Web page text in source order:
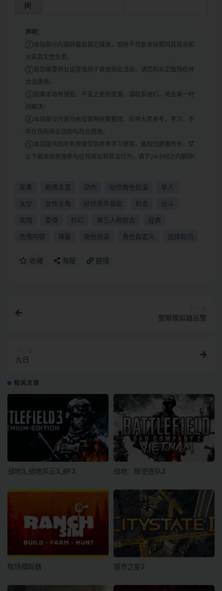
间
声明：
①本站部分内容转载自其它媒体，但并不代表本站赞同其观点和
对其真实性负责。
②若您需要商业运营或用于其他商业活动，请您购买正版授权并
合法使用。
③如果本站有侵犯、不妥之处的资源，请联系我们。将会第一时
间解决！
④本站部分内容均由互联网收集整理，仅供大家参考、学习，不
存在任何商业目的与商业用途。
⑤本站提供的所有资源仅供参考学习使用，版权归原著所有，禁
止下载本站资源参与任何商业和非法行为，请于24小时之内删除!
军事 剧情丰富 动作 动作角色扮演 单人
太空 女性主角 好评原声音轨 射击 战斗
氛围 爱情 科幻 第三人称射击 经典
色情内容 裸露 角色扮演 角色自定义 选择取向
收藏 海报 链接
警察模拟器巡警
九日
相关文章
战地3_战地风云3_BF3 战地：叛逆连队2
牧场模拟器 城市之星2